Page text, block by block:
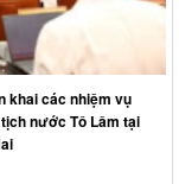
khai các nhiệm vụ
nước Tô Lâm tại